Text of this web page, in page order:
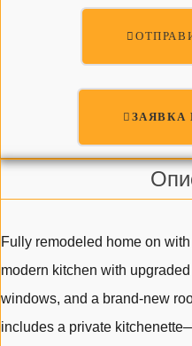
ЗАЯВКА
Fully remodeled home on
modern kitchen with
windows, and a brand-new
includes a private